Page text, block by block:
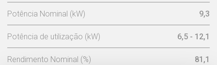
Potência Nominal (kW) 9,3
Potência de utilização (kW) 6,5 - 12,1
Rendimento Nominal (%) 81,1